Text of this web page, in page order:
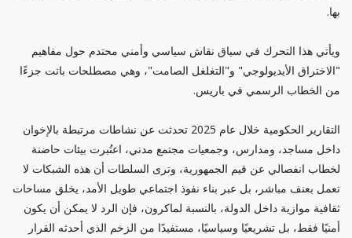
بها.
ويأتي هذا التحرك في سياق نقاش سياسي وأمني محتدم حول مفاهيم
"الاختراق الأيديولوجي" و"التغلغل الصامت"، وهي مصطلحات باتت جزءًا
من الخطاب الرسمي في باريس.
التقارير الحكومية خلال عام 2025 تحدثت عن نشاطات مرتبطة بالإخوان
داخل مساجد، ومدارس، وجمعيات مجتمع مدني، اعتُبرت بيئات حاضنة
لخطاب انفصالي عن قيم الجمهورية، وترى السلطات أن هذه الشبكات لا
تعمل بعنف مباشر، بل عبر بناء نفوذ اجتماعي طويل الأمد، يخلق مساحات
ثقافية موازية داخل الدولة، بالنسبة لماكرون، فإن الرد لا يمكن أن يكون
أمنيًا فقط، بل تشريعيًا وسياسيًا، مستفيدًا من الزخم الذي أحدثه القرار